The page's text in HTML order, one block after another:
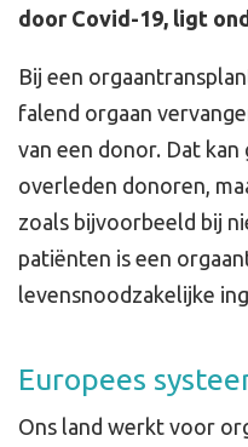
door Covid-19, ligt
Bij een
falend orgaan
van een donor. Dat kan
overleden donoren,
zoals bijvoorbeeld bij
patiënten is een
levensnoodzakelijke
Europees
Ons land werkt voor